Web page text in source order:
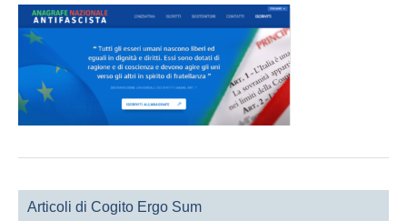
Articoli di Cogito Ergo Sum